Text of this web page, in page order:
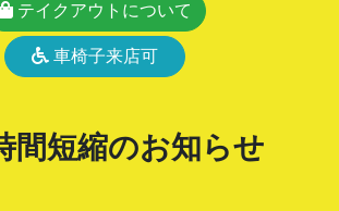
テイクアウトについて
車椅子来店可
間短縮のお知らせ